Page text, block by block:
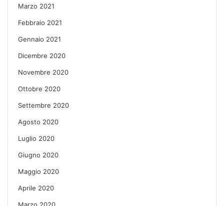
Marzo 2021
Febbraio 2021
Gennaio 2021
Dicembre 2020
Novembre 2020
Ottobre 2020
Settembre 2020
Agosto 2020
Luglio 2020
Giugno 2020
Maggio 2020
Aprile 2020